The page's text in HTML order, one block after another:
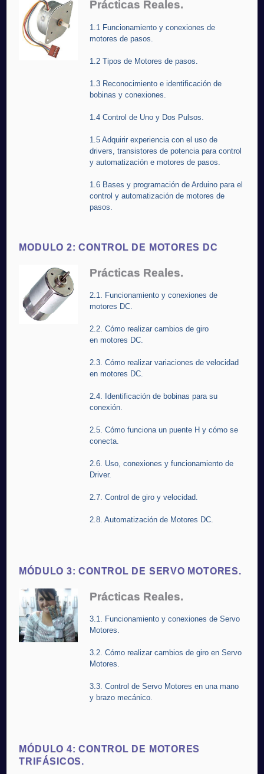
Prácticas Reales.
1.1 Funcionamiento y conexiones de
motores de pasos.
1.2 Tipos de Motores de pasos.
1.3 Reconocimiento e identificación de
bobinas y conexiones.
1.4 Control de Uno y Dos Pulsos.
1.5 Adquirir experiencia con el uso de
drivers, transistores de potencia para control
y automatización e motores de pasos.
1.6 Bases y programación de Arduino para el
control y automatización de motores de
pasos.
MODULO 2: CONTROL DE MOTORES DC
Prácticas Reales.
2.1. Funcionamiento y conexiones de
motores DC.
2.2. Cómo realizar cambios de giro
en motores DC.
2.3. Cómo realizar variaciones de velocidad
en motores DC.
2.4. Identificación de bobinas para su
conexión.
2.5. Cómo funciona un puente H y cómo se
conecta.
2.6. Uso, conexiones y funcionamiento de
Driver.
2.7. Control de giro y velocidad.
2.8. Automatización de Motores DC.
MÓDULO 3: CONTROL DE SERVO MOTORES.
Prácticas Reales.
3.1. Funcionamiento y conexiones de Servo
Motores.
3.2. Cómo realizar cambios de giro en Servo
Motores.
3.3. Control de Servo Motores en una mano
y brazo mecánico.
MÓDULO 4: CONTROL DE MOTORES
TRIFÁSICOS.